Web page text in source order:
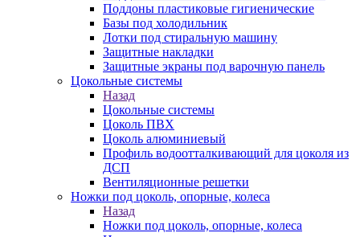
Поддоны пластиковые гигиенические
Базы под холодильник
Лотки под стиральную машину
Защитные накладки
Защитные экраны под варочную панель
Цокольные системы
Назад
Цокольные системы
Цоколь ПВХ
Цоколь алюминиевый
Профиль водоотталкивающий для цоколя из
ДСП
Вентиляционные решетки
Ножки под цоколь, опорные, колеса
Назад
Ножки под цоколь, опорные, колеса